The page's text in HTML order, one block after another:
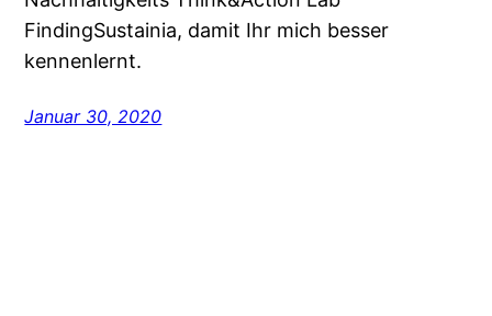
FindingSustainia, damit Ihr mich besser
kennenlernt.
Januar 30, 2020